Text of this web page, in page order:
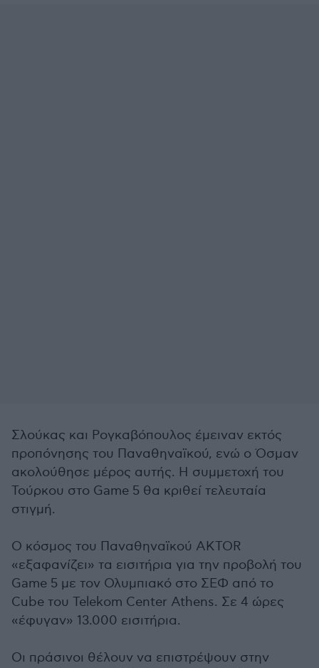
Σλούκας και Ρογκαβόπουλος έμειναν εκτός
προπόνησης του Παναθηναϊκού, ενώ ο Όσμαν
ακολούθησε μέρος αυτής. Η συμμετοχή του
Τούρκου στο Game 5 θα κριθεί τελευταία
στιγμή.
Ο κόσμος του Παναθηναϊκού AKTOR
«εξαφανίζει» τα εισιτήρια για την προβολή του
Game 5 με τον Ολυμπιακό στο ΣΕΦ από το
Cube του Telekom Center Athens. Σε 4 ώρες
«έφυγαν» 13.000 εισιτήρια.
Oι πράσινοι θέλουν να επιστρέψουν στην